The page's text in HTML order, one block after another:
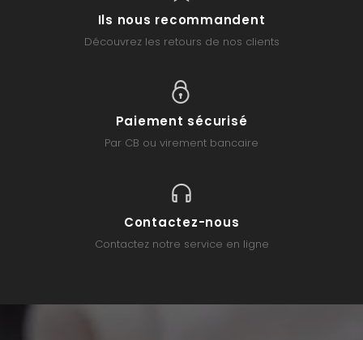
Ils nous recommandent
Découvrez les retours de nos clients
Paiement sécurisé
Par CB ou virement bancaire
Contactez-nous
Contactez notre service en ligne